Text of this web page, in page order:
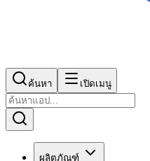
ค้นหา เปิดเมนู
ผลิตภัณฑ์